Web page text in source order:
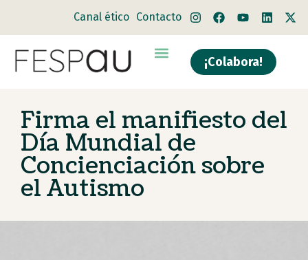
Canal ético Contacto
¡Colabora!
Firma el manifiesto del
Día Mundial de
Concienciación sobre
el Autismo